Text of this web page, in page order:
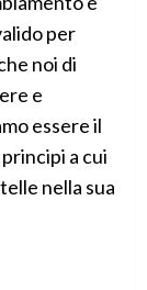
per
noi di
e
essere il
a cui
nella sua